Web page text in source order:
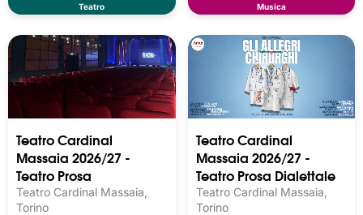
Teatro Musica
Teatro Cardinal
Massaia 2026/27 -
Teatro Prosa
Teatro Cardinal Massaia,
Torino
Teatro Cardinal
Massaia 2026/27 -
Teatro Prosa Dialettale
Teatro Cardinal Massaia,
Torino